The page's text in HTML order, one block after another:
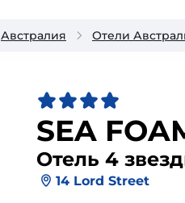
Австралия Отели
SEA
Отель 4
14 Lord Street